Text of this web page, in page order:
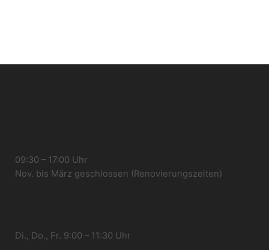
09:30 – 17:00 Uhr
Nov. bis März geschlossen (Renovierungszeiten)
Di., Do., Fr. 9:00 – 11:30 Uhr